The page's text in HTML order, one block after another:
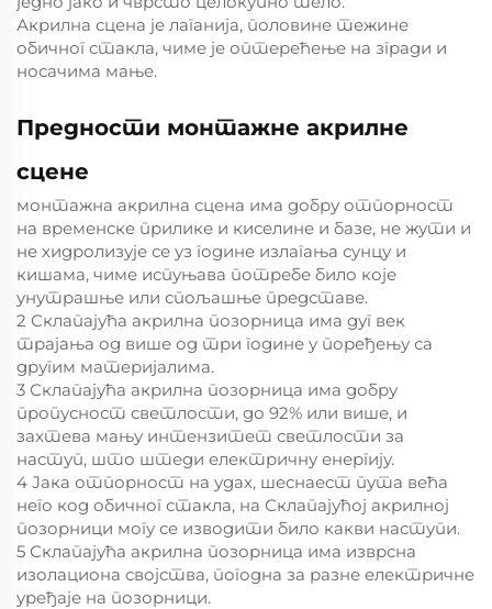
Акрилна сцена је лаганија, половине тежине
обичног стакла, чиме је оптерећење на згради и
носачима мање.
Предности монтажне акрилне
сцене
монтажна акрилна сцена има добру отпорност
на временске прилике и киселине и базе, не жути и
не хидролизује се уз године излагања сунцу и
кишама, чиме испуњава потребе било које
унутрашње или спољашње представе.
2 Склапајућа акрилна позорница има дуг век
трајања од више од три године у поређењу са
другим материјалима.
3 Склапајућа акрилна позорница има добру
пропусност светлости, до 92% или више, и
захтева мању интензитет светлости за
наступ, што штеди електричну енергију.
4 Јака отпорност на удах, шеснаест пута већа
него код обичног стакла, на Склапајућој акрилној
позорници могу се изводити било какви наступи.
5 Склапајућа акрилна позорница има изврсна
изолациона својства, погодна за разне електричне
уређаје на позорници.